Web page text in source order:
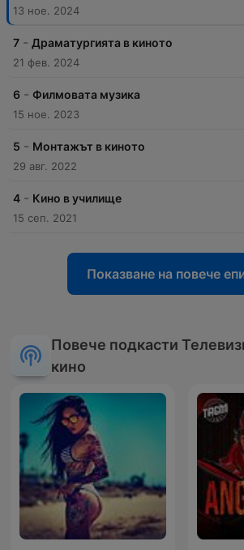
13 ное. 2024
7 - Драматургията в киното
21 фев. 2024
6 - Филмовата музика
15 ное. 2023
5 - Монтажът в киното
29 авг. 2022
4 - Кино в училище
15 сеп. 2021
Показване на повече
Повече подкасти
кино